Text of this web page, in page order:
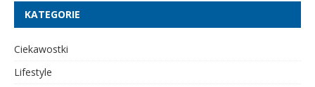
KATEGORIE
Ciekawostki
Lifestyle